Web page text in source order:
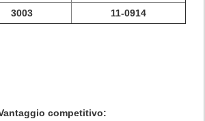
3003 11-0914
competitivo: